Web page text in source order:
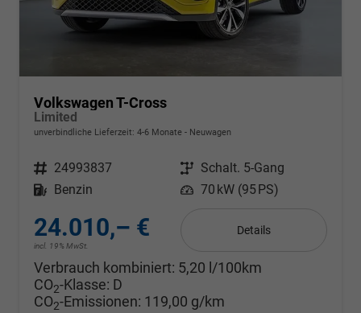
Volkswagen T-Cross
Limited
unverbindliche Lieferzeit: 4-6 Monate Neuwagen
Fahrzeugnr. 24993837 Getriebe Schalt. 5-Gang
Kraftstoff
Benzin Leistung 70 kW (95 PS)
24.010,– €
incl. 19% MwSt.
Details
Verbrauch kombiniert: 5,20 l/100km
CO2-Klasse: D
CO2-Emissionen: 119,00 g/km